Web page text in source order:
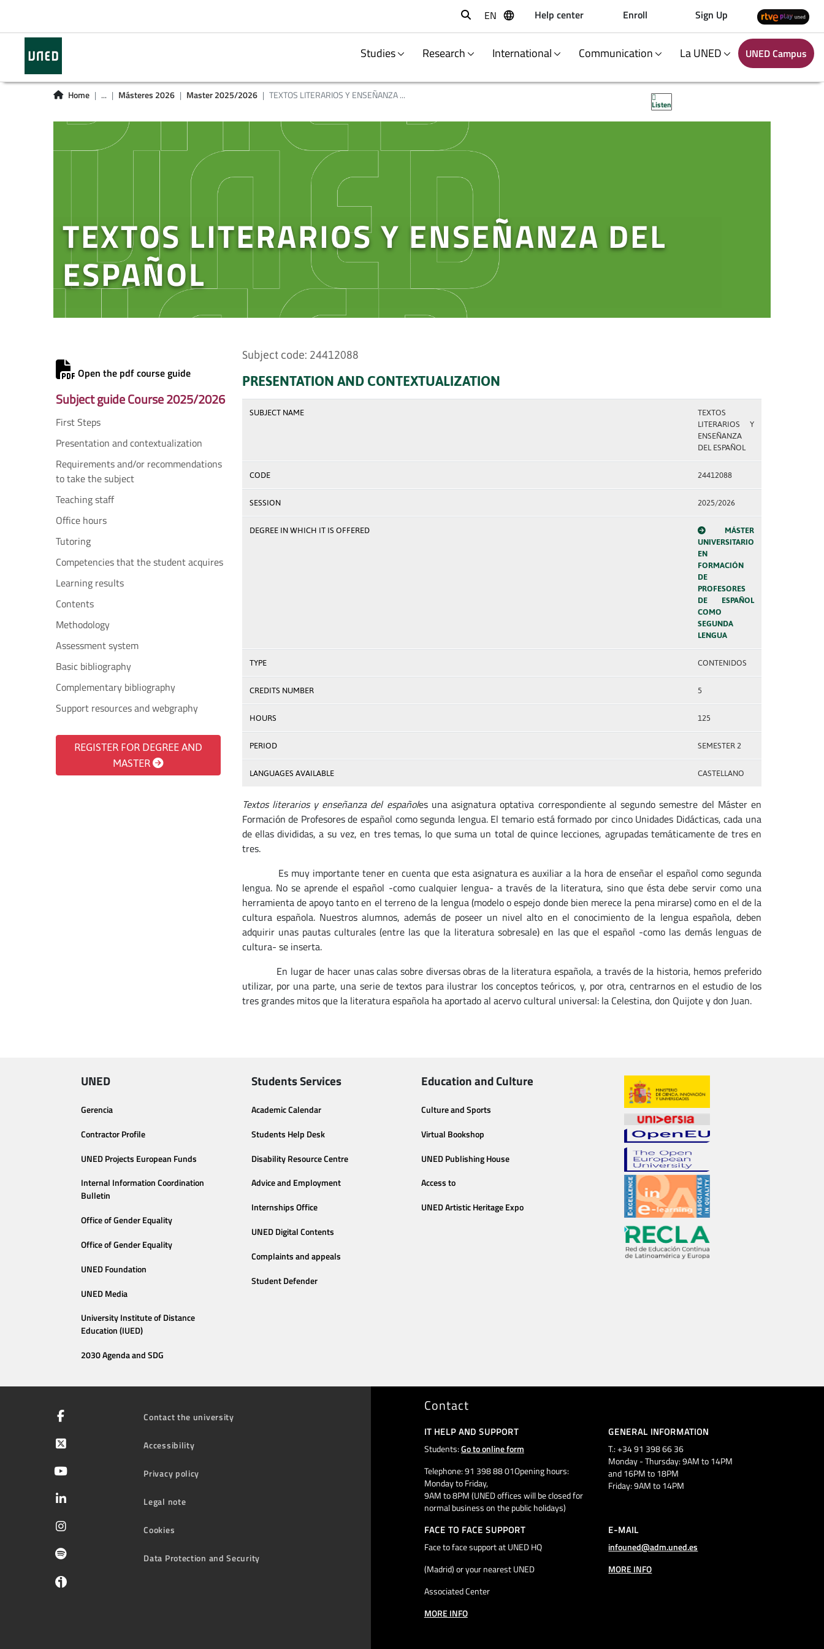
Buscar
EN Help center Enroll Sign Up
Studies Research International Communication La UNED UNED Campus
Home ... Másteres 2026 Master 2025/2026 TEXTOS LITERARIOS Y ENSEÑANZA ...
Listen
TEXTOS LITERARIOS Y ENSEÑANZA DEL
ESPAÑOL
Open the pdf course guide
Subject guide Course 2025/2026
First Steps
Presentation and contextualization
Requirements and/or recommendations
to take the subject
Teaching staff
Office hours
Tutoring
Competencies that the student acquires
Learning results
Contents
Methodology
Assessment system
Basic bibliography
Complementary bibliography
Support resources and webgraphy
REGISTER FOR DEGREE AND
MASTER
Subject code: 24412088
PRESENTATION AND CONTEXTUALIZATION
SUBJECT NAME
TEXTOS
LITERARIOS Y
ENSEÑANZA
DEL ESPAÑOL
CODE 24412088
SESSION 2025/2026
DEGREE IN WHICH IT IS OFFERED
MÁSTER
UNIVERSITARIO
EN
FORMACIÓN
DE
PROFESORES
DE ESPAÑOL
COMO
SEGUNDA
LENGUA
TYPE CONTENIDOS
CREDITS NUMBER 5
HOURS 125
PERIOD SEMESTER 2
LANGUAGES AVAILABLE CASTELLANO
Textos literarios y enseñanza del españoles una asignatura optativa correspondiente al segundo semestre del Máster en
Formación de Profesores de español como segunda lengua. El temario está formado por cinco Unidades Didácticas, cada una
de ellas divididas, a su vez, en tres temas, lo que suma un total de quince lecciones, agrupadas temáticamente de tres en
tres.
Es muy importante tener en cuenta que esta asignatura es auxiliar a la hora de enseñar el español como segunda
lengua. No se aprende el español -como cualquier lengua- a través de la literatura, sino que ésta debe servir como una
herramienta de apoyo tanto en el terreno de la lengua (modelo o espejo donde bien merece la pena mirarse) como en el de la
cultura española. Nuestros alumnos, además de poseer un nivel alto en el conocimiento de la lengua española, deben
adquirir unas pautas culturales (entre las que la literatura sobresale) en las que el español -como las demás lenguas de
cultura- se inserta.
En lugar de hacer unas calas sobre diversas obras de la literatura española, a través de la historia, hemos preferido
utilizar, por una parte, una serie de textos para ilustrar los conceptos teóricos, y, por otra, centrarnos en el estudio de los
tres grandes mitos que la literatura española ha aportado al acervo cultural universal: la Celestina, don Quijote y don Juan.
UNED
Gerencia
Contractor Profile
UNED Projects European Funds
Internal Information Coordination
Bulletin
Office of Gender Equality
Office of Gender Equality
UNED Foundation
UNED Media
University Institute of Distance
Education (IUED)
2030 Agenda and SDG
Students Services
Academic Calendar
Students Help Desk
Disability Resource Centre
Advice and Employment
Internships Office
UNED Digital Contents
Complaints and appeals
Student Defender
Education and Culture
Culture and Sports
Virtual Bookshop
UNED Publishing House
Access to
UNED Artistic Heritage Expo
Contact the university
Accessibility
Privacy policy
Legal note
Cookies
Data Protection and Security
Contact
IT HELP AND SUPPORT
Students:Go to online form
Telephone: 91 398 88 01Opening hours:
Monday to Friday,
9AM to 8PM (UNED offices will be closed for
normal business on the public holidays)
GENERAL INFORMATION
T.: +34 91 398 66 36
Monday - Thursday: 9AM to 14PM
and 16PM to 18PM
Friday: 9AM to 14PM
FACE TO FACE SUPPORT
Face to face support at UNED HQ
(Madrid) or your nearest UNED
Associated Center
MORE INFO
E-MAIL
infouned@adm.uned.es
MORE INFO